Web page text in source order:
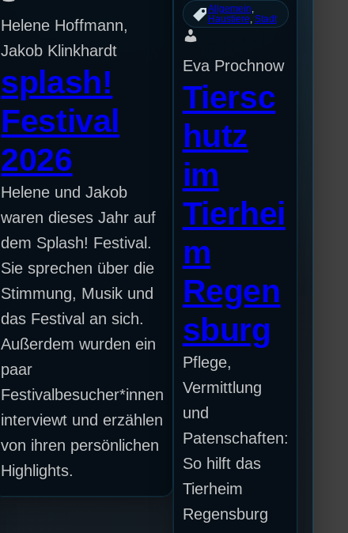
Helene Hoffmann,
Jakob Klinkhardt
splash!
Festival
2026
Helene und Jakob
waren dieses Jahr auf
dem Splash! Festival.
Sie sprechen über die
Stimmung, Musik und
das Festival an sich.
Außerdem wurden ein
paar
Festivalbesucher*innen
interviewt und erzählen
von ihren persönlichen
Highlights.
Allgemein
Haustiere Stadt
Eva Prochnow
Tiersc
hutz
im
Tierhei
m
Regen
sburg
Pflege,
Vermittlung
und
Patenschaften:
So hilft das
Tierheim
Regensburg